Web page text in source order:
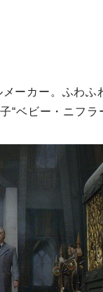
ーカー。ふわふ
ベビー・ニフラ